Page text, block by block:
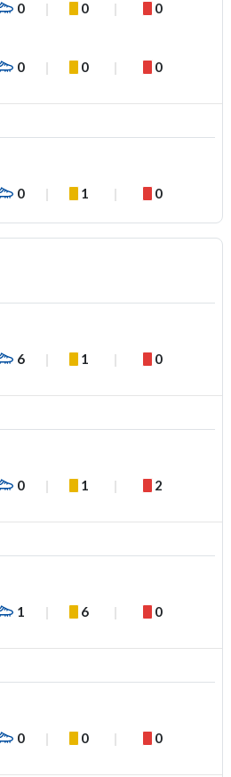
0 0 0
0 0 0
0 1 0
6 1 0
0 1 2
1 6 0
0 0 0